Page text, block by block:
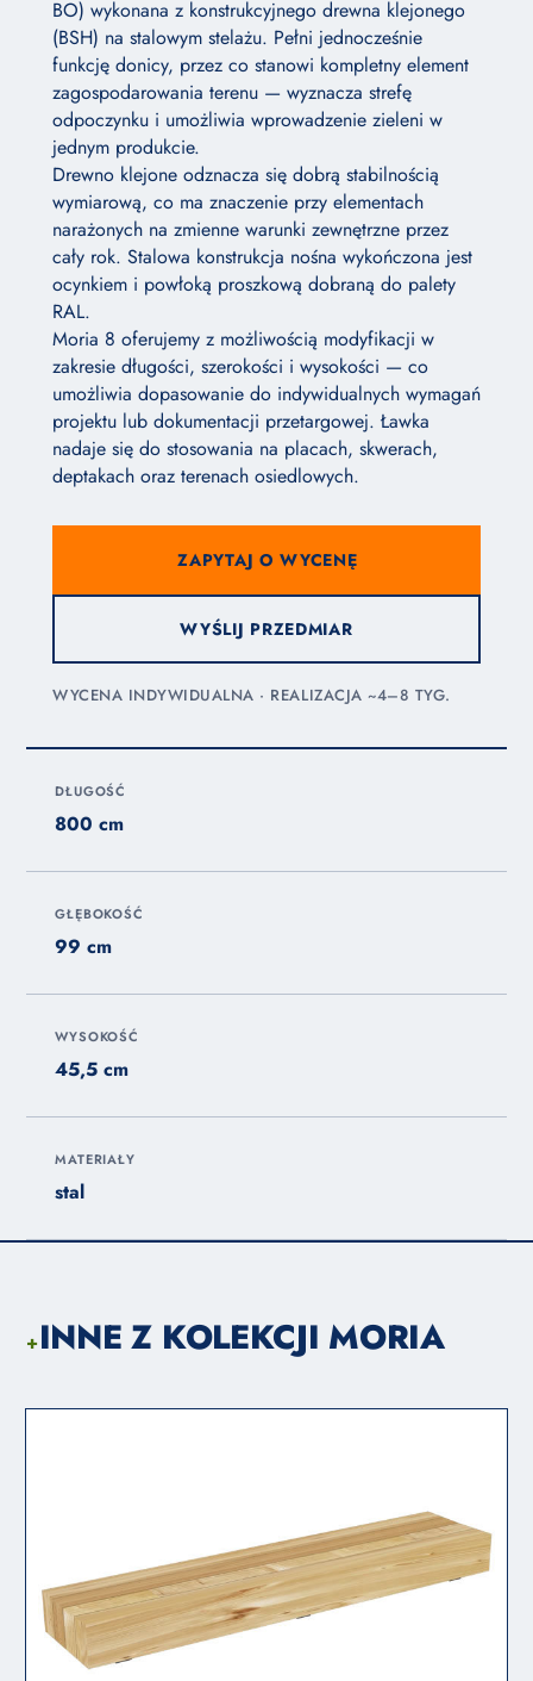
BO) wykonana z konstrukcyjnego drewna klejonego
(BSH) na stalowym stelażu. Pełni jednocześnie
funkcję donicy, przez co stanowi kompletny element
zagospodarowania terenu — wyznacza strefę
odpoczynku i umożliwia wprowadzenie zieleni w
jednym produkcie.
Drewno klejone odznacza się dobrą stabilnością
wymiarową, co ma znaczenie przy elementach
narażonych na zmienne warunki zewnętrzne przez
cały rok. Stalowa konstrukcja nośna wykończona jest
ocynkiem i powłoką proszkową dobraną do palety
RAL.
Moria 8 oferujemy z możliwością modyfikacji w
zakresie długości, szerokości i wysokości — co
umożliwia dopasowanie do indywidualnych wymagań
projektu lub dokumentacji przetargowej. Ławka
nadaje się do stosowania na placach, skwerach,
deptakach oraz terenach osiedlowych.
ZAPYTAJ O WYCENĘ
WYŚLIJ PRZEDMIAR
WYCENA INDYWIDUALNA · REALIZACJA ~4–8 TYG.
DŁUGOŚĆ
800 cm
GŁĘBOKOŚĆ
99 cm
WYSOKOŚĆ
45,5 cm
MATERIAŁY
stal
+INNE Z KOLEKCJI MORIA